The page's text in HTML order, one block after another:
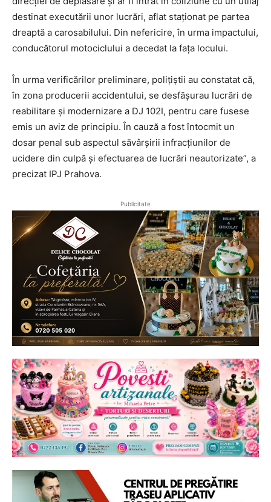
destinat executării unor lucrări, aflat staționat pe partea
dreaptă a carosabilului. Din nefericire, în urma impactului,
conducătorul motociclului a decedat la fața locului.
În urma verificărilor preliminare, polițiștii au constatat că,
în zona producerii accidentului, se desfășurau lucrări de
reabilitare și modernizare a DJ 102I, pentru care fusese
emis un aviz de principiu. În cauză a fost întocmit un
dosar penal sub aspectul săvârșirii infracțiunilor de
ucidere din culpă și efectuarea de lucrări neautorizate”, a
precizat IPJ Prahova.
Publicitate